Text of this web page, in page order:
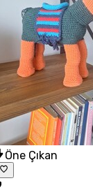
Öne Çıkan